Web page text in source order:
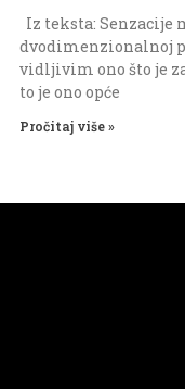
Iz teksta: Senzacije
dvodimenzionalnoj
vidljivim ono što je
to je ono opće
Pročitaj više »